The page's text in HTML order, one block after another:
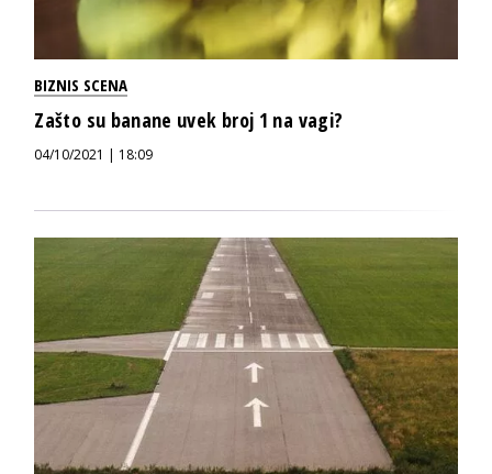
BIZNIS SCENA
Zašto su banane uvek broj 1 na vagi?
04/10/2021 | 18:09